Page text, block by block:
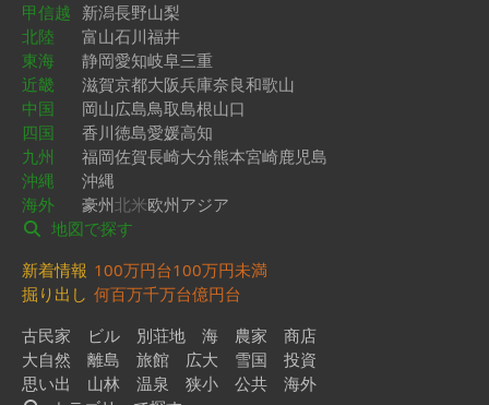
甲信越 新潟長野山梨
北陸
富山石川福井
東海
静岡愛知岐阜三重
近畿
滋賀京都大阪兵庫奈良和歌山
中国
岡山広島鳥取島根山口
四国
香川徳島愛媛高知
九州
福岡佐賀長崎大分熊本宮崎鹿児島
沖縄
沖縄
海外
豪州北米欧州アジア
地図で探す
新着情報 100万円台100万円未満
掘り出し 何百万千万台億円台
古民家
ビル 別荘地 海 農家
商店
大自然
離島 旅館 広大 雪国
投資
思い出
山林 温泉 狭小 公共
海外